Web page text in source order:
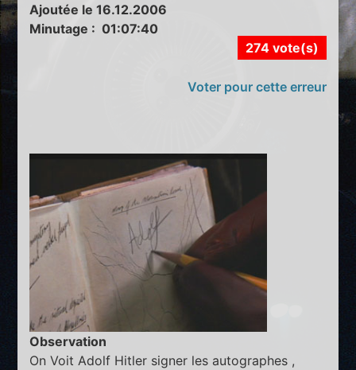
Ajoutée le 16.12.2006
Minutage : 01:07:40
274 vote(s)
Voter pour cette erreur
Observation
On Voit Adolf Hitler signer les autographes ,